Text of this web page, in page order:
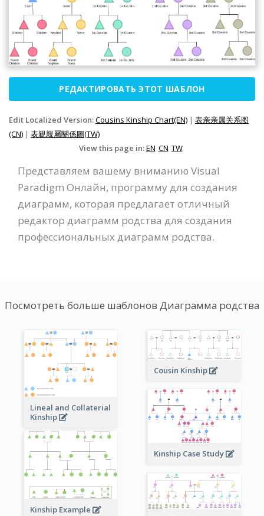
РЕДАКТИРОВАТЬ ЭТОТ ШАБЛОН
Edit Localized Version:Cousins Kinship Chart(EN) | 表亲亲属关系图
(CN) | 表親親屬關係圖(TW)
View this page in:EN CN TW
Представляем вашему вниманию Visual
Paradigm Онлайн, программу для создания
диаграмм, которая предлагает отличный
редактор диаграмм родства для создания
профессиональных диаграмм родства.
Посмотреть больше шаблонов Диаграмма родства
Lineal and Collaterial
Kinship
Cousin Kinship
Kinship Case Study
Kinship Example